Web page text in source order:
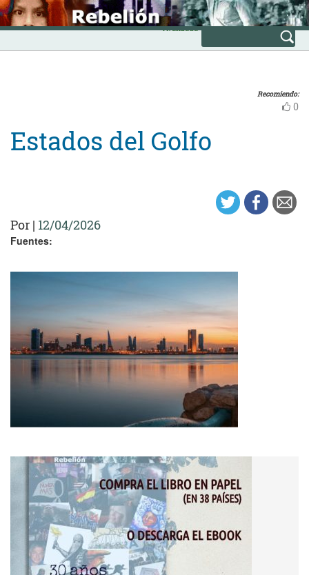
Skip
to
content
INICIO
Avanzada
Recomiendo:
0
Estados del Golfo
Por | 12/04/2026
Fuentes: